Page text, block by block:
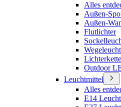
Alles
Außen-
Außen-
Flutlichter
Outdoor
Leuchtmittel
Alles
E14